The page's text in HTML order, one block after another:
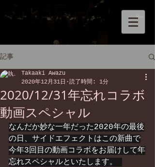
記事
2020/12/31年忘れコラボ
動画スペシャル
Takaaki Awazu
2020年12月31日
読了時間: 1分
なんだか妙な一年だった2020年の最後
の日、サイドエフェクトはこの新曲で
今年3回目の動画コラボをお届けして年
忘れスペシャルといたします。